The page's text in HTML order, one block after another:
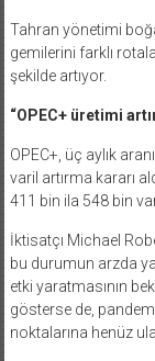
Tahran yönetimi
gemilerini farklı
şekilde artıyor.
“OPEC+ üretimi
OPEC+, üç aylık
varil artırma kararı
411 bin ila 548 bin
İktisatçı Michael
bu durumun arzda
etki yaratmasının
gösterse de,
noktalarına henüz